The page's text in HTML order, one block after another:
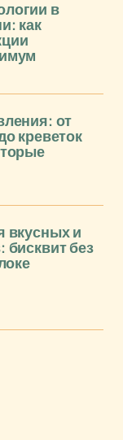
в
как
от
креветок
вкусных и
бисквит без